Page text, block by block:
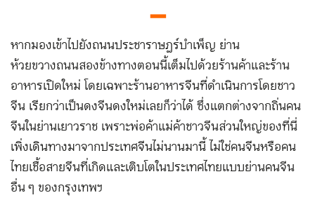
หากมองเข้าไปยังถนนประชาราษฎร์บำเพ็ญ ย่าน
ห้วยขวาง ถนนสองข้างทางตอนนี้เต็มไปด้วยร้านค้าและร้าน
อาหารเปิดใหม่ โดยเฉพาะร้านอาหารจีนที่ดำเนินการโดยชาว
จีน เรียกว่าเป็นดงจีนดงใหม่เลยก็ว่าได้ ซึ่งแตกต่างจากถิ่นคน
จีนในย่านเยาวราช เพราะพ่อค้าแม่ค้าชาวจีนส่วนใหญ่ของที่นี่
เพิ่งเดินทางมาจากประเทศจีนไม่นานมานี้ ไม่ใช่คนจีนหรือคน
ไทยเชื้อสายจีนที่เกิดและเติบโตในประเทศไทยแบบย่านคนจีน
อื่น ๆ ของกรุงเทพฯ